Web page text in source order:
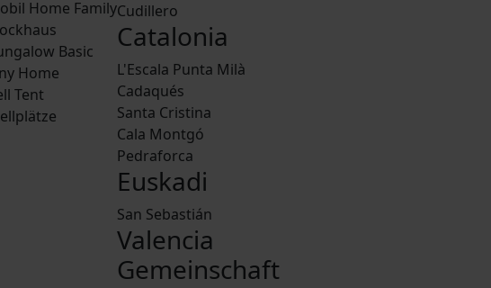
Home Family
Basic
Home
Tent
Cudillero
Catalonia
L'Escala Punta Milà
Cadaqués
Santa Cristina
Cala Montgó
Pedraforca
Euskadi
San Sebastián
Valencia
Gemeinschaft